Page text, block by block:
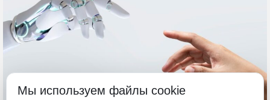
Мы используем файлы cookie